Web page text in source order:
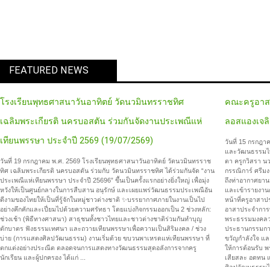
โรงเรียนพุทธศาสนาวันอาทิตย์ วัดนวมินทรราชทิศ
เฉลิมพระเกียรติ นครบอสตัน ร่วมกันจัดงานประเพณีแห่
เทียนพรรษา ประจำปี 2569 (19/07/2569)
วันที่ 19 กรกฎาคม พ.ศ. 2569 โรงเรียนพุทธศาสนาวันอาทิตย์ วัดนวมินทรราช
ประเพณีแห่เทียนพรรษา ประจำปี 25696” ขึ้นเป็นครั้งแรกอย่างยิ่งใหญ่ เพื่อมุ่ง
ดีงามของไทยให้เป็นที่รู้จักในหมู่ชาวต่างชาติ ✨บรรยากาศภายในงานเป็นไป
อย่างคึกคักและเปี่ยมไปด้วยความศรัทธา โดยแบ่งกิจกรรมออกเป็น 2 ช่วงหลัก:
ช่วงเช้า (พิธีทางศาสนา) สาธุชนทั้งชาวไทยและชาวต่างชาติร่วมกันทำบุญ
ตักบาตร ฟังธรรมเทศนา และถวายเทียนพรรษาเพื่อความเป็นสิริมงคล / ช่วง
บ่าย (การแสดงศิลปวัฒนธรรม) งานเริ่มด้วย ขบวนพาเหรดแห่เทียนพรรษา ที่
ตกแต่งอย่างประณีต ตลอดจนการแสดงทางวัฒนธรรมสุดอลังการจากครู
นักเรียน และผู้ปกครอง ได้แก่ ...
ลอสแองเจ
วันที่ 15 กรกฎา
ตา ครูกวิสรา
ถึงท่าอากาศยา
และเข้ารายงา
หน้าที่ครูอาสา
อาสาประจำกา
พระธรรมมงคล
ประธานกรรมก
ขวัญกำลังใจ แ
ให้การต้อนรับ
เสียสละ อดทน
ศิลปวัฒนธรรม
โครงการสอนภ
ศูนย์ส่งเสริมกา
ครุศาสตร์ จุฬา
วัฒนธรรมไทย